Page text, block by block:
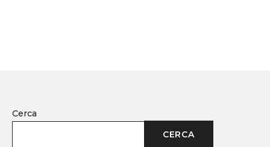
Cerca
CERCA